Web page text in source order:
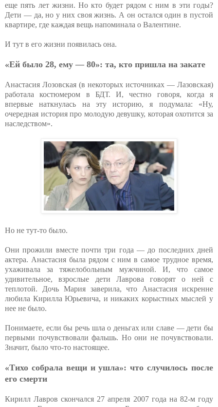
еще пять лет жизни. Но кто будет рядом с ним в эти годы?
Дети — да, но у них своя жизнь. А он остался один в пустой
квартире, где каждая вещь напоминала о Валентине.
И тут в его жизни появилась она.
«Ей было 28, ему — 80»: та, кто пришла на закате
Анастасия Лозовская (в некоторых источниках — Лазовская)
работала костюмером в БДТ. И, честно говоря, когда я
впервые наткнулась на эту историю, я подумала: «Ну,
очередная история про молодую девушку, которая охотится за
наследством».
Но не тут-то было.
Они прожили вместе почти три года — до последних дней
актера. Анастасия была рядом с ним в самое трудное время,
ухаживала за тяжелобольным мужчиной. И, что самое
удивительное, взрослые дети Лаврова говорят о ней с
теплотой. Дочь Мария заверила, что Анастасия искренне
любила Кирилла Юрьевича, и никаких корыстных мыслей у
нее не было.
Понимаете, если бы речь шла о деньгах или славе — дети бы
первыми почувствовали фальшь. Но они не почувствовали.
Значит, было что-то настоящее.
«Тихо собрала вещи и ушла»: что случилось после
его смерти
Кирилл Лавров скончался 27 апреля 2007 года на 82-м году